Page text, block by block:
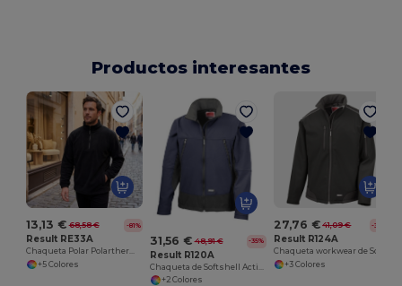
Productos interesantes
13,13 € 68,58 € -81%
Result RE33A
Chaqueta Polar Polartherm™
+5 Colores
31,56 € 48,91 € -35%
Result R120A
+2 Colores
27,76 € 41,09 € -32%
Result R124A
+3 Colores